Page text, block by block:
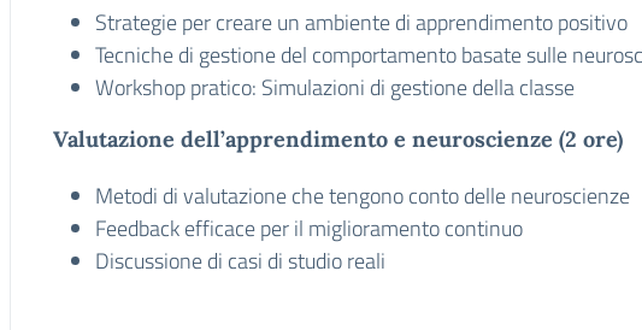
Strategie per creare un ambiente di apprendimento positivo
Tecniche di gestione del comportamento basate sulle
Workshop pratico: Simulazioni di gestione della classe
Valutazione dell’apprendimento e neuroscienze (2 ore)
Metodi di valutazione che tengono conto delle neuroscienze
Feedback efficace per il miglioramento continuo
Discussione di casi di studio reali